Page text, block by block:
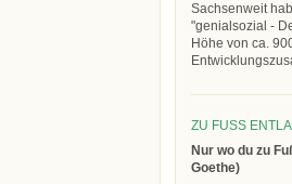
Sachsenweit
"genialsozial -
Höhe von ca.
ZU FUSS
Nur wo du zu
Goethe)